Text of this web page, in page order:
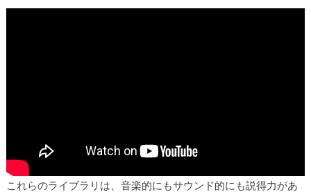
これらのライブラリは、音楽的にもサウンド的にも説得力があ